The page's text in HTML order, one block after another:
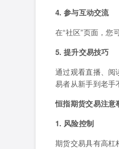
4. 参与互动交流
在“社区”页面，您
5. 提升交易技巧
通过观看直播、阅
易者从新手到老手
恒指期货交易注意
1. 风险控制
期货交易具有高杠